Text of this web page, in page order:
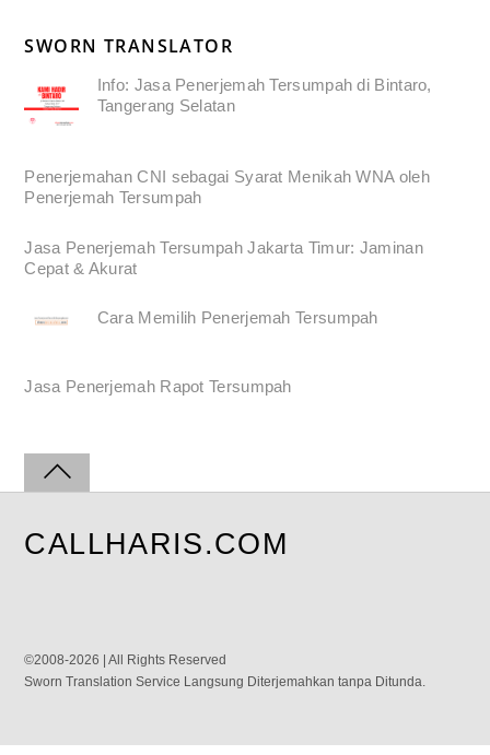
SWORN TRANSLATOR
Info: Jasa Penerjemah Tersumpah di Bintaro,
Tangerang Selatan
Penerjemahan CNI sebagai Syarat Menikah WNA oleh
Penerjemah Tersumpah
Jasa Penerjemah Tersumpah Jakarta Timur: Jaminan
Cepat & Akurat
Cara Memilih Penerjemah Tersumpah
Jasa Penerjemah Rapot Tersumpah
CALLHARIS.COM
©2008-2026 | All Rights Reserved
Sworn Translation Service Langsung Diterjemahkan tanpa Ditunda.